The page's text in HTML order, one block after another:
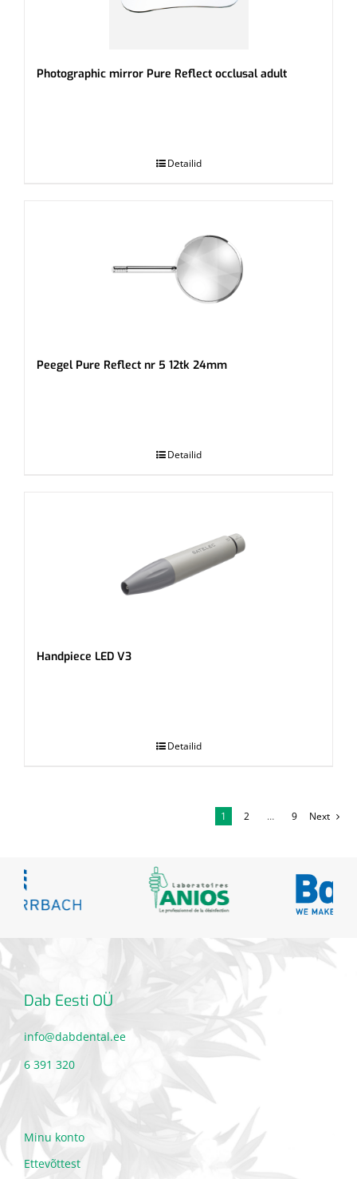
Photographic mirror Pure Reflect occlusal adult
Detailid
Peegel Pure Reflect nr 5 12tk 24mm
Detailid
Handpiece LED V3
Detailid
1 2 … 9 Next
Dab Eesti OÜ
info@dabdental.ee
Minu konto